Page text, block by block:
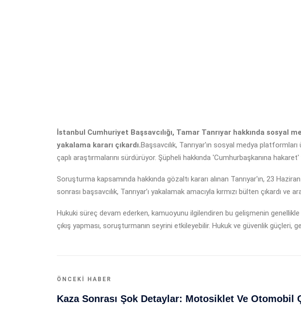
İstanbul Cumhuriyet Başsavcılığı, Tamar Tanrıyar hakkında
yakalama kararı çıkardı.Başsavcılık, Tanrıyar'ın sosyal medya
çaplı araştırmalarını sürdürüyor. Şüpheli hakkında 'Cumhurbaşkanına
Soruşturma kapsamında hakkında gözaltı kararı alınan Tanrıyar'ın, 23
sonrası başsavcılık, Tanrıyar’ı yakalamak amacıyla kırmızı bülten çıkardı ve
Hukuki süreç devam ederken, kamuoyunu ilgilendiren bu gelişmenin
çıkış yapması, soruşturmanın seyrini etkileyebilir. Hukuk ve güvenlik güçleri,
ÖNCEKI HABER